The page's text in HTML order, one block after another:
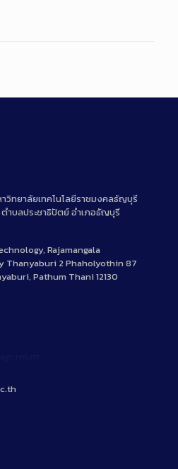
วิทยาลัยเทคโนโลยีราชมงคลธัญบุรี
ำบลประชาธิปัตย์ อำเภอธัญบุรี
Rajamangala
2 Phaholyothin 87
Pathum Thani 12130